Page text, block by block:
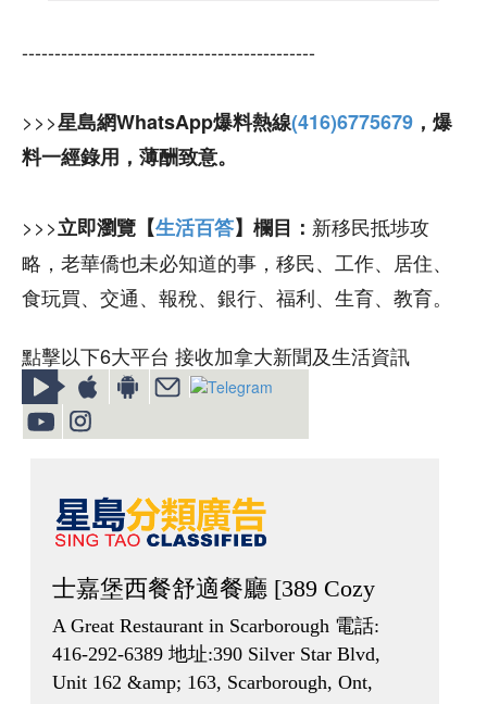
---------------------------------------------
>>>星島網WhatsApp爆料熱線(416)6775679 ，爆
料一經錄用，薄酬致意。
>>>立即瀏覽【生活百答】欄目： 新移民抵埗攻
略，老華僑也未必知道的事，移民、工作、居住、
食玩買、交通、報稅、銀行、福利、生育、教育。
點擊以下6大平台 接收加拿大新聞及生活資訊